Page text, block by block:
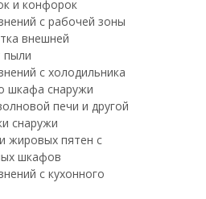
и конфорок
с рабочей зоны
внешней
пыли
с холодильника
шкафа снаружи
печи и другой
снаружи
жировых пятен с
шкафов
с кухонного